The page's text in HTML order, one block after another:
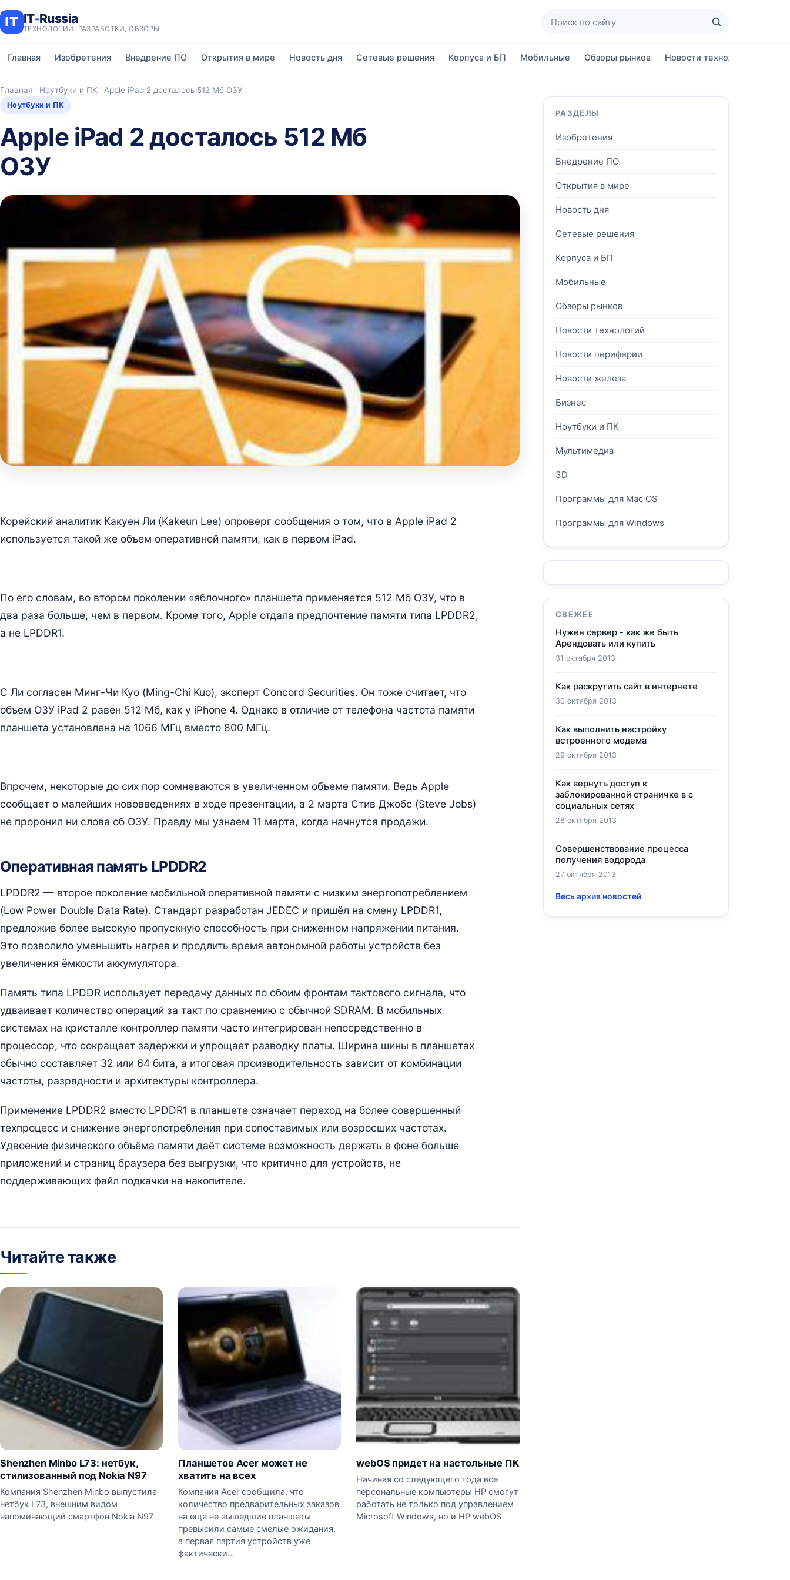
IT-Russia
ТЕХНОЛОГИИ, РАЗРАБОТКИ, ОБЗОРЫ
Поиск по сайту
Найти
Главная Изобретения Внедрение ПО Открытия в мире Новость дня Сетевые решения Корпуса и БП Мобильные Обзоры рынков Новости технологий
Главная Ноутбуки и ПК Apple iPad 2 досталось 512 Мб ОЗУ
Ноутбуки и ПК
Apple iPad 2 досталось 512 Мб
ОЗУ
Корейский аналитик Какуен Ли (Kakeun Lee) опроверг сообщения о том, что в Apple iPad 2
используется такой же объем оперативной памяти, как в первом iPad.
По его словам, во втором поколении «яблочного» планшета применяется 512 Мб ОЗУ, что в
два раза больше, чем в первом. Кроме того, Apple отдала предпочтение памяти типа LPDDR2,
а не LPDDR1.
С Ли согласен Минг-Чи Куо (Ming-Chi Kuo), эксперт Concord Securities. Он тоже считает, что
объем ОЗУ iPad 2 равен 512 Мб, как у iPhone 4. Однако в отличие от телефона частота памяти
планшета установлена на 1066 МГц вместо 800 МГц.
Впрочем, некоторые до сих пор сомневаются в увеличенном объеме памяти. Ведь Apple
сообщает о малейших нововведениях в ходе презентации, а 2 марта Стив Джобс (Steve Jobs)
не проронил ни слова об ОЗУ. Правду мы узнаем 11 марта, когда начнутся продажи.
Оперативная память LPDDR2
LPDDR2 — второе поколение мобильной оперативной памяти с низким энергопотреблением
(Low Power Double Data Rate). Стандарт разработан JEDEC и пришёл на смену LPDDR1,
предложив более высокую пропускную способность при сниженном напряжении питания.
Это позволило уменьшить нагрев и продлить время автономной работы устройств без
увеличения ёмкости аккумулятора.
Память типа LPDDR использует передачу данных по обоим фронтам тактового сигнала, что
удваивает количество операций за такт по сравнению с обычной SDRAM. В мобильных
системах на кристалле контроллер памяти часто интегрирован непосредственно в
процессор, что сокращает задержки и упрощает разводку платы. Ширина шины в планшетах
обычно составляет 32 или 64 бита, а итоговая производительность зависит от комбинации
частоты, разрядности и архитектуры контроллера.
Применение LPDDR2 вместо LPDDR1 в планшете означает переход на более совершенный
техпроцесс и снижение энергопотребления при сопоставимых или возросших частотах.
Удвоение физического объёма памяти даёт системе возможность держать в фоне больше
приложений и страниц браузера без выгрузки, что критично для устройств, не
поддерживающих файл подкачки на накопителе.
Читайте также
Shenzhen Minbo L73: нетбук,
стилизованный под Nokia N97
Компания Shenzhen Minbo выпустила
нетбук L73, внешним видом
напоминающий смартфон Nokia N97
Планшетов Acer может не
хватить на всех
Компания Acer сообщила, что
количество предварительных заказов
на еще не вышедшие планшеты
превысили самые смелые ожидания,
а первая партия устройств уже
фактически…
webOS придет на настольные ПК
Начиная со следующего года все
персональные компьютеры HP смогут
работать не только под управлением
Microsoft Windows, но и HP webOS
РАЗДЕЛЫ
Изобретения
Внедрение ПО
Открытия в мире
Новость дня
Сетевые решения
Корпуса и БП
Мобильные
Обзоры рынков
Новости технологий
Новости периферии
Новости железа
Бизнес
Ноутбуки и ПК
Мультимедиа
3D
Программы для Mac OS
Программы для Windows
СВЕЖЕЕ
Нужен сервер - как же быть
Арендовать или купить
31 октября 2013
Как раскрутить сайт в интернете
30 октября 2013
Как выполнить настройку
встроенного модема
29 октября 2013
Как вернуть доступ к
заблокированной страничке в с
социальных сетях
28 октября 2013
Совершенствование процесса
получения водорода
27 октября 2013
Весь архив новостей